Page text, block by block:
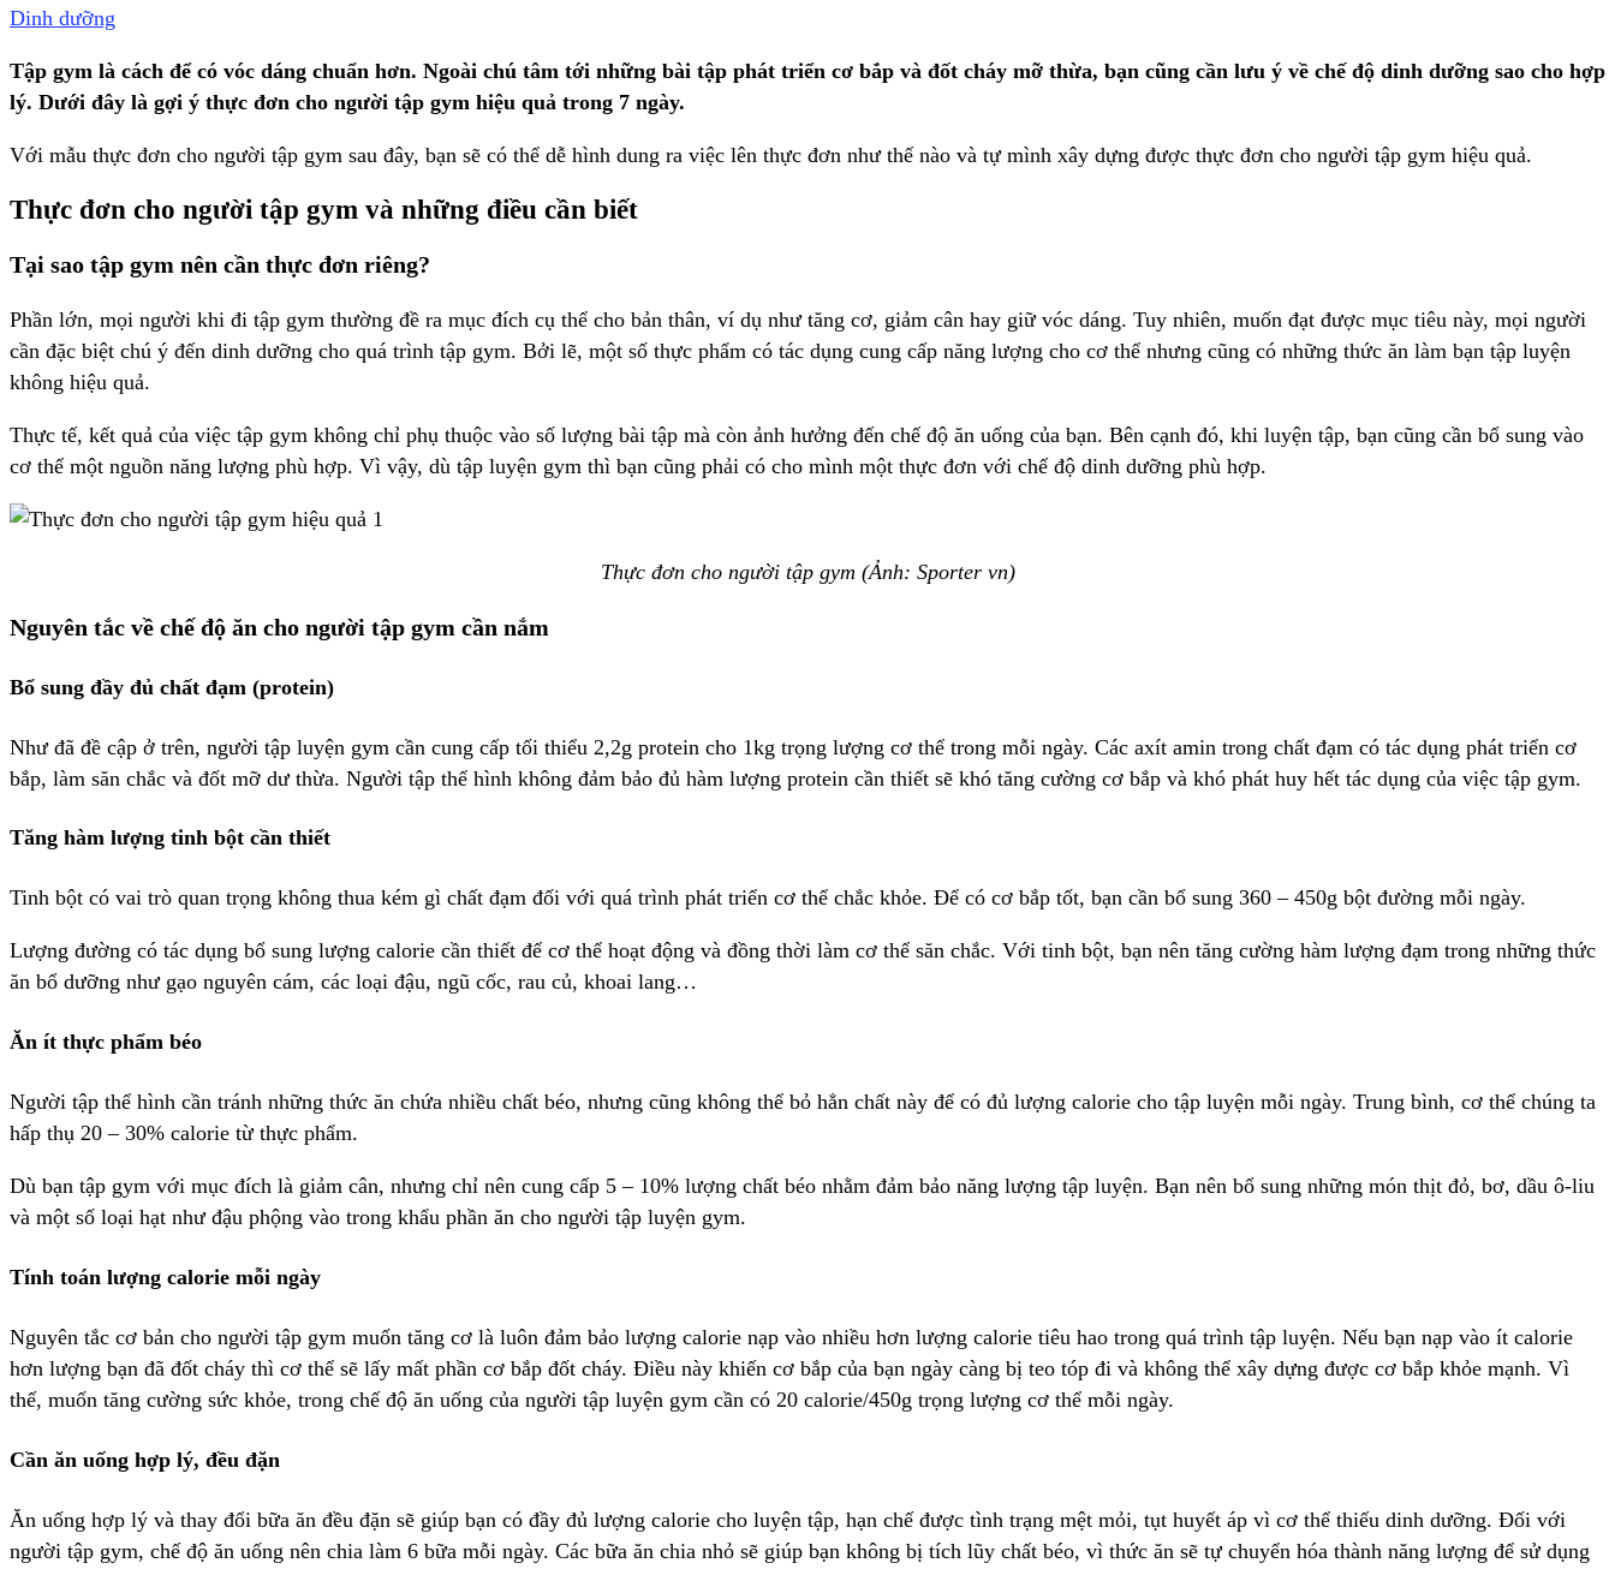
Dinh dưỡng
Tập gym là cách để có vóc dáng chuẩn hơn. Ngoài chú tâm tới những bài tập phát triển cơ bắp và đốt cháy mỡ thừa, bạn cũng cần lưu ý về chế độ dinh dưỡng sao cho hợp
lý. Dưới đây là gợi ý thực đơn cho người tập gym hiệu quả trong 7 ngày.
Với mẫu thực đơn cho người tập gym sau đây, bạn sẽ có thể dễ hình dung ra việc lên thực đơn như thế nào và tự mình xây dựng được thực đơn cho người tập gym hiệu quả.
Thực đơn cho người tập gym và những điều cần biết
Tại sao tập gym nên cần thực đơn riêng?
Phần lớn, mọi người khi đi tập gym thường đề ra mục đích cụ thể cho bản thân, ví dụ như tăng cơ, giảm cân hay giữ vóc dáng. Tuy nhiên, muốn đạt được mục tiêu này, mọi người
cần đặc biệt chú ý đến dinh dưỡng cho quá trình tập gym. Bởi lẽ, một số thực phẩm có tác dụng cung cấp năng lượng cho cơ thể nhưng cũng có những thức ăn làm bạn tập luyện
không hiệu quả.
Thực tế, kết quả của việc tập gym không chỉ phụ thuộc vào số lượng bài tập mà còn ảnh hưởng đến chế độ ăn uống của bạn. Bên cạnh đó, khi luyện tập, bạn cũng cần bổ sung vào
cơ thể một nguồn năng lượng phù hợp. Vì vậy, dù tập luyện gym thì bạn cũng phải có cho mình một thực đơn với chế độ dinh dưỡng phù hợp.
Thực đơn cho người tập gym (Ảnh: Sporter vn)
Nguyên tắc về chế độ ăn cho người tập gym cần nắm
Bổ sung đầy đủ chất đạm (protein)
Như đã đề cập ở trên, người tập luyện gym cần cung cấp tối thiểu 2,2g protein cho 1kg trọng lượng cơ thể trong mỗi ngày. Các axít amin trong chất đạm có tác dụng phát triển cơ
bắp, làm săn chắc và đốt mỡ dư thừa. Người tập thể hình không đảm bảo đủ hàm lượng protein cần thiết sẽ khó tăng cường cơ bắp và khó phát huy hết tác dụng của việc tập gym.
Tăng hàm lượng tinh bột cần thiết
Tinh bột có vai trò quan trọng không thua kém gì chất đạm đối với quá trình phát triển cơ thể chắc khỏe. Để có cơ bắp tốt, bạn cần bổ sung 360 – 450g bột đường mỗi ngày.
Lượng đường có tác dụng bổ sung lượng calorie cần thiết để cơ thể hoạt động và đồng thời làm cơ thể săn chắc. Với tinh bột, bạn nên tăng cường hàm lượng đạm trong những thức
ăn bổ dưỡng như gạo nguyên cám, các loại đậu, ngũ cốc, rau củ, khoai lang…
Ăn ít thực phẩm béo
Người tập thể hình cần tránh những thức ăn chứa nhiều chất béo, nhưng cũng không thể bỏ hẳn chất này để có đủ lượng calorie cho tập luyện mỗi ngày. Trung bình, cơ thể chúng ta
hấp thụ 20 – 30% calorie từ thực phẩm.
Dù bạn tập gym với mục đích là giảm cân, nhưng chỉ nên cung cấp 5 – 10% lượng chất béo nhằm đảm bảo năng lượng tập luyện. Bạn nên bổ sung những món thịt đỏ, bơ, dầu ô-liu
và một số loại hạt như đậu phộng vào trong khẩu phần ăn cho người tập luyện gym.
Tính toán lượng calorie mỗi ngày
Nguyên tắc cơ bản cho người tập gym muốn tăng cơ là luôn đảm bảo lượng calorie nạp vào nhiều hơn lượng calorie tiêu hao trong quá trình tập luyện. Nếu bạn nạp vào ít calorie
hơn lượng bạn đã đốt cháy thì cơ thể sẽ lấy mất phần cơ bắp đốt cháy. Điều này khiến cơ bắp của bạn ngày càng bị teo tóp đi và không thể xây dựng được cơ bắp khỏe mạnh. Vì
thế, muốn tăng cường sức khỏe, trong chế độ ăn uống của người tập luyện gym cần có 20 calorie/450g trọng lượng cơ thể mỗi ngày.
Cần ăn uống hợp lý, đều đặn
Ăn uống hợp lý và thay đổi bữa ăn đều đặn sẽ giúp bạn có đầy đủ lượng calorie cho luyện tập, hạn chế được tình trạng mệt mỏi, tụt huyết áp vì cơ thể thiếu dinh dưỡng. Đối với
người tập gym, chế độ ăn uống nên chia làm 6 bữa mỗi ngày. Các bữa ăn chia nhỏ sẽ giúp bạn không bị tích lũy chất béo, vì thức ăn sẽ tự chuyển hóa thành năng lượng để sử dụng